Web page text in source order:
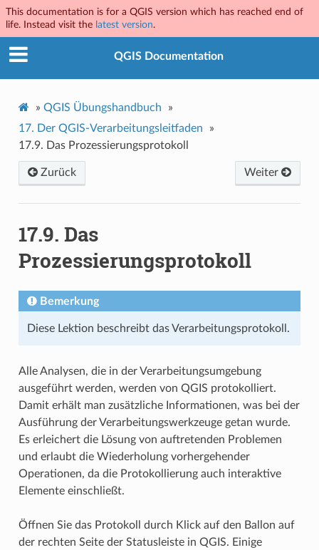
This documentation is for a QGIS version which has reached end of
life. Instead visit the latest version.
QGIS Documentation
» QGIS Übungshandbuch
»
17. Der QGIS-Verarbeitungsleitfaden
»
17.9. Das Prozessierungsprotokoll
Zurück Weiter
17.9. Das
Prozessierungsprotokoll
Bemerkung
Diese Lektion beschreibt das Verarbeitungsprotokoll.
Alle Analysen, die in der Verarbeitungsumgebung
ausgeführt werden, werden von QGIS protokolliert.
Damit erhält man zusätzliche Informationen, was bei der
Ausführung der Verarbeitungswerkzeuge getan wurde.
Es erleichert die Lösung von auftretenden Problemen
und erlaubt die Wiederholung vorhergehender
Operationen, da die Protokollierung auch interaktive
Elemente einschließt.
Öffnen Sie das Protokoll durch Klick auf den Ballon auf
der rechten Seite der Statusleiste in QGIS. Einige